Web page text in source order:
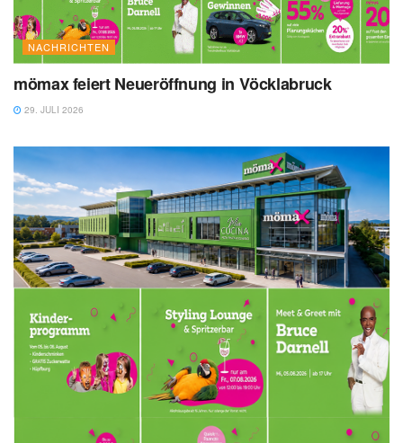
NACHRICHTEN
mömax feiert Neueröffnung in Vöcklabruck
29. JULI 2026